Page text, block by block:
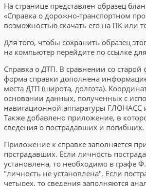
На странице представлен образец
«Справка о дорожно-транспортном
возможностью скачать его на ПК или
Для того, чтобы сохранить образец
на компьютер перейдите по ссылке
Справка о ДТП. В сравнении со
форма справки дополнена
места ДТП (широта, долгота).
основании данных, полученных с
навигационной аппаратуры ГЛОНАСС
Также добавлено приложение, в
сведения о пострадавших и погибших.
Приложение к справке заполняется
пострадавших. Если личность
установлена, то необходимо в графе
"личность не установлена". Если
четырех, то сведения заполняются